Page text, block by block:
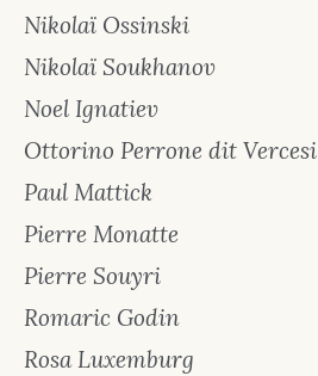
Nikolaï Ossinski
Nikolaï Soukhanov
Noel Ignatiev
Ottorino Perrone dit Vercesi
Paul Mattick
Pierre Monatte
Pierre Souyri
Romaric Godin
Rosa Luxemburg